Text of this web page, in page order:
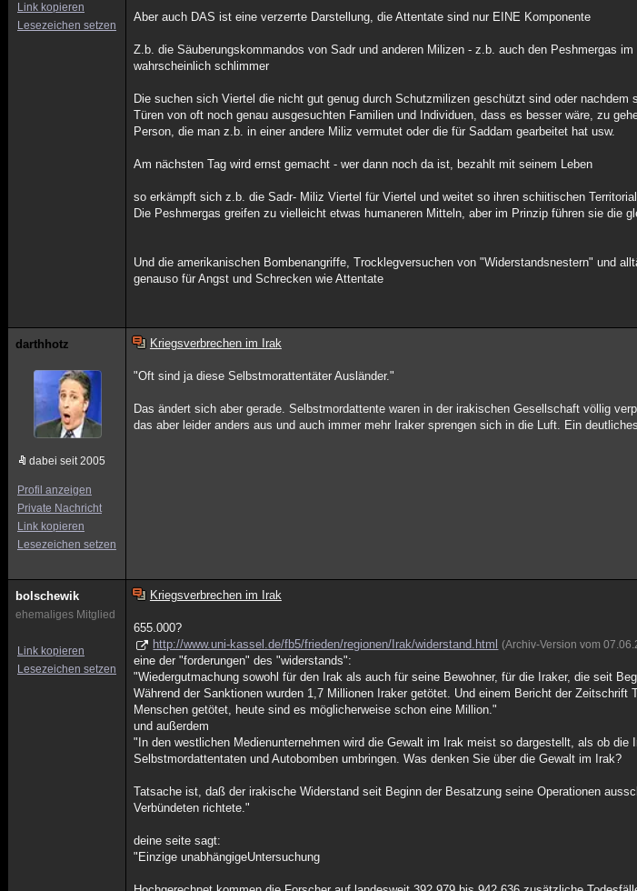
Link kopieren
Lesezeichen setzen
Aber auch DAS ist eine verzerrte Darstellung, die Attentate sind nur EINE Komponente
Z.b. die Säuberungskommandos von Sadr und anderen Milizen - z.b. auch den Peshmergas
wahrscheinlich schlimmer
Die suchen sich Viertel die nicht gut genug durch Schutzmilizen geschützt sind oder nachdem
Türen von oft noch genau ausgesuchten Familien und Individuen, dass es besser wäre, zu
Person, die man z.b. in einer andere Miliz vermutet oder die für Saddam gearbeitet hat usw.
Am nächsten Tag wird ernst gemacht - wer dann noch da ist, bezahlt mit seinem Leben
so erkämpft sich z.b. die Sadr- Miliz Viertel für Viertel und weitet so ihren schiitischen
Die Peshmergas greifen zu vielleicht etwas humaneren Mitteln, aber im Prinzip führen sie die
Und die amerikanischen Bombenangriffe, Trocklegversuchen von "Widerstandsnestern" und
genauso für Angst und Schrecken wie Attentate
darthhotz
dabei seit 2005
Profil anzeigen
Private Nachricht
Link kopieren
Lesezeichen setzen
Kriegsverbrechen im Irak
"Oft sind ja diese Selbstmorattentäter Ausländer."
Das ändert sich aber gerade. Selbstmordattente waren in der irakischen Gesellschaft völlig
das aber leider anders aus und auch immer mehr Iraker sprengen sich in die Luft. Ein
bolschewik
ehemaliges Mitglied
Link kopieren
Lesezeichen setzen
Kriegsverbrechen im Irak
655.000?
http://www.uni-kassel.de/fb5/frieden/regionen/Irak/widerstand.html
(Archiv-Version vom
eine der "forderungen" des "widerstands":
"Wiedergutmachung sowohl für den Irak als auch für seine Bewohner, für die Iraker, die seit
Während der Sanktionen wurden 1,7 Millionen Iraker getötet. Und einem Bericht der
Menschen getötet, heute sind es möglicherweise schon eine Million."
und außerdem
"In den westlichen Medienunternehmen wird die Gewalt im Irak meist so dargestellt, als ob
Selbstmordattentaten und Autobomben umbringen. Was denken Sie über die Gewalt im Irak?
Tatsache ist, daß der irakische Widerstand seit Beginn der Besatzung seine Operationen
Verbündeten richtete."
deine seite sagt:
"Einzige unabhängigeUntersuchung